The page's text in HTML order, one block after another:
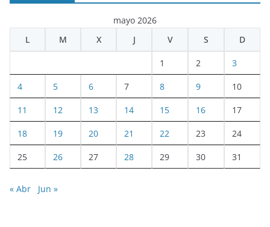
mayo 2026
L
M X J V S D
1 2 3
4 5 6 7 8 9 10
11 12 13 14 15 16 17
18 19 20 21 22 23 24
25 26 27 28 29 30 31
« Abr Jun »